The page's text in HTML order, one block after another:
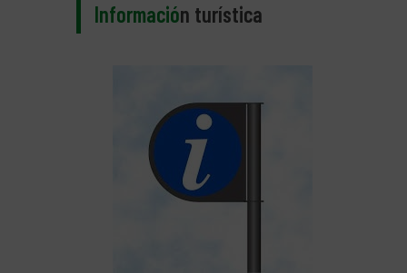
Información turística